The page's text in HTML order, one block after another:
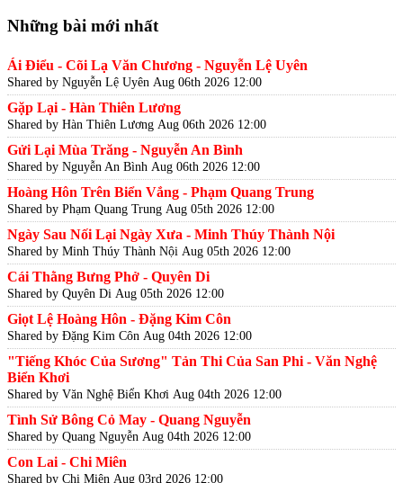
Những bài mới nhất
Ái Điểu - Cõi Lạ Văn Chương - Nguyễn Lệ Uyên
Shared by Nguyễn Lệ Uyên Aug 06th 2026 12:00
Gặp Lại - Hàn Thiên Lương
Shared by Hàn Thiên Lương Aug 06th 2026 12:00
Gửi Lại Mùa Trăng - Nguyễn An Bình
Shared by Nguyễn An Bình Aug 06th 2026 12:00
Hoàng Hôn Trên Biển Vắng - Phạm Quang Trung
Shared by Phạm Quang Trung Aug 05th 2026 12:00
Ngày Sau Nối Lại Ngày Xưa - Minh Thúy Thành Nội
Shared by Minh Thúy Thành Nội Aug 05th 2026 12:00
Cái Thằng Bưng Phở - Quyên Di
Shared by Quyên Di Aug 05th 2026 12:00
Giọt Lệ Hoàng Hôn - Đặng Kim Côn
Shared by Đặng Kim Côn Aug 04th 2026 12:00
"Tiếng Khóc Của Sương" Tản Thi Của San Phi - Văn Nghệ
Biển Khơi
Shared by Văn Nghệ Biển Khơi Aug 04th 2026 12:00
Tình Sử Bông Cỏ May - Quang Nguyễn
Shared by Quang Nguyễn Aug 04th 2026 12:00
Con Lai - Chi Miên
Shared by Chi Miên Aug 03rd 2026 12:00